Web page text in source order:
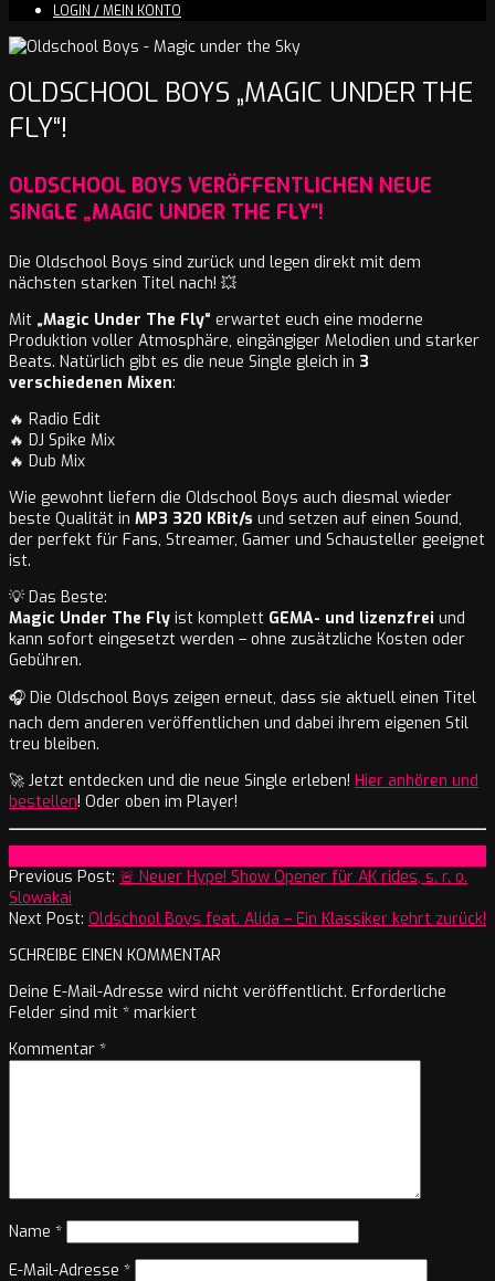
LOGIN / MEIN KONTO
OLDSCHOOL BOYS „MAGIC UNDER THE
FLY“!
OLDSCHOOL BOYS VERÖFFENTLICHEN NEUE
SINGLE „MAGIC UNDER THE FLY“!
Die Oldschool Boys sind zurück und legen direkt mit dem
nächsten starken Titel nach! 💥
Mit „Magic Under The Fly“ erwartet euch eine moderne
Produktion voller Atmosphäre, eingängiger Melodien und starker
Beats. Natürlich gibt es die neue Single gleich in 3
verschiedenen Mixen:
🔥 Radio Edit
🔥 DJ Spike Mix
🔥 Dub Mix
Wie gewohnt liefern die Oldschool Boys auch diesmal wieder
beste Qualität in MP3 320 KBit/s und setzen auf einen Sound,
der perfekt für Fans, Streamer, Gamer und Schausteller geeignet
ist.
💡 Das Beste:
Magic Under The Fly ist komplett GEMA- und lizenzfrei und
kann sofort eingesetzt werden – ohne zusätzliche Kosten oder
Gebühren.
🎧 Die Oldschool Boys zeigen erneut, dass sie aktuell einen Titel
nach dem anderen veröffentlichen und dabei ihrem eigenen Stil
treu bleiben.
🚀 Jetzt entdecken und die neue Single erleben! Hier anhören und
bestellen! Oder oben im Player!
06-
03
Previous Post: 🚨 Neuer Hype! Show Opener für AK rides, s. r. o.
Slowakai
Next Post: Oldschool Boys feat. Alida – Ein Klassiker kehrt zurück!
SCHREIBE EINEN KOMMENTAR
Deine E-Mail-Adresse wird nicht veröffentlicht. Erforderliche
Felder sind mit * markiert
Kommentar *
Name *
E-Mail-Adresse *